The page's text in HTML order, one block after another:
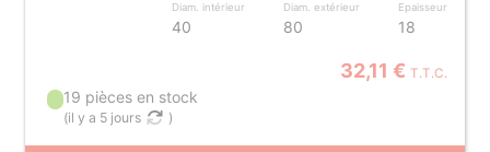
Diam. intérieur
40
Diam. extérieur
80
Epaisseur
18
32,11 € T.T.C.
19 pièces en stock
(il y a 5 jours )